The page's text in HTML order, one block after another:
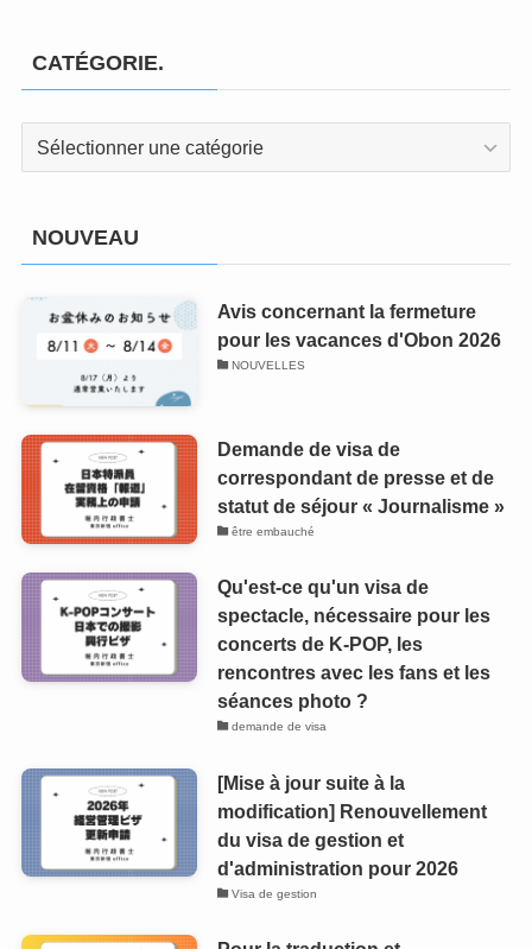
CATÉGORIE.
CATÉGORIE.
NOUVEAU
Avis concernant la fermeture
pour les vacances d'Obon 2026
NOUVELLES
Demande de visa de
correspondant de presse et de
statut de séjour « Journalisme »
être embauché
Qu'est-ce qu'un visa de
spectacle, nécessaire pour les
concerts de K-POP, les
rencontres avec les fans et les
séances photo ?
demande de visa
[Mise à jour suite à la
modification] Renouvellement
du visa de gestion et
d'administration pour 2026
Visa de gestion